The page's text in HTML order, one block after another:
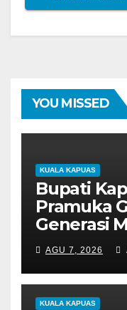
YOU MISSED
KUALA KAPUAS
Bupati
Pramuka
Generasi
AGU 7, 2026
KUALA KAPUAS